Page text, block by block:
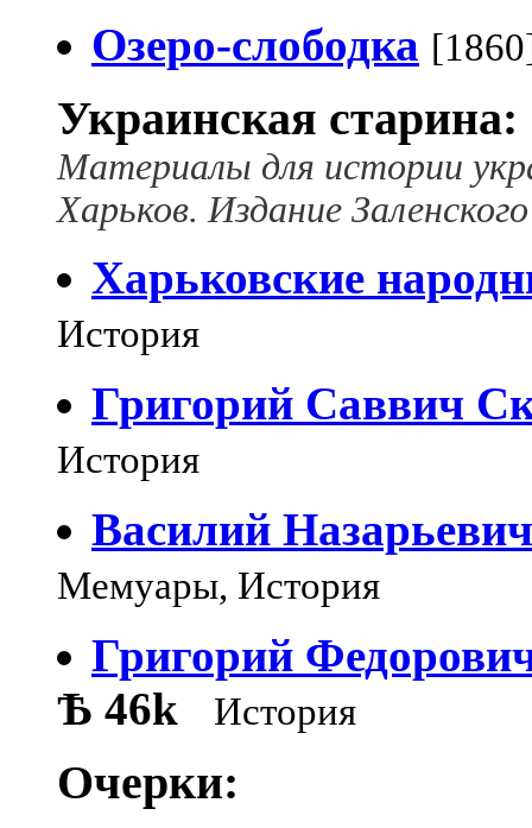
Озеро-слободка
Украинская старина:
Материалы для истории
Харьков. Издание
Харьковские
История
Григорий Саввич
История
Василий
Мемуары, История
Григорий
Ѣ 46k История
Очерки: